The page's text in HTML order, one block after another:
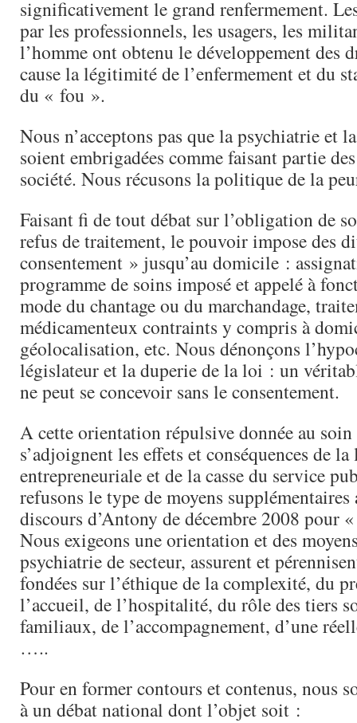
significativement le grand renfermement.
par les professionnels, les usagers, les
l’homme ont obtenu le développement des
cause la légitimité de l’enfermement et du
du « fou ».
Nous n’acceptons pas que la psychiatrie et
soient embrigadées comme faisant partie
société. Nous récusons la politique de la
Faisant fi de tout débat sur l’obligation de
refus de traitement, le pouvoir impose des
consentement » jusqu’au domicile :
programme de soins imposé et appelé à
mode du chantage ou du marchandage,
médicamenteux contraints y compris à
géolocalisation, etc. Nous dénonçons
législateur et la duperie de la loi : un
ne peut se concevoir sans le consentement.
A cette orientation répulsive donnée au
s’adjoignent les effets et conséquences de
entrepreneuriale et de la casse du service
refusons le type de moyens
discours d’Antony de décembre 2008 pour
Nous exigeons une orientation et des
psychiatrie de secteur, assurent et
fondées sur l’éthique de la complexité, du
l’accueil, de l’hospitalité, du rôle des tiers
familiaux, de l’accompagnement, d’une
…..
Pour en former contours et contenus, nous
à un débat national dont l’objet soit :